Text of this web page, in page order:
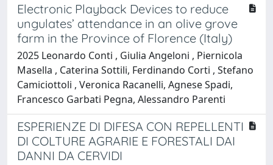
Electronic Playback Devices to reduce
ungulates’ attendance in an olive grove
farm in the Province of Florence (Italy)
2025 Leonardo Conti , Giulia Angeloni , Piernicola
Masella , Caterina Sottili, Ferdinando Corti , Stefano
Camiciottoli , Veronica Racanelli, Agnese Spadi,
Francesco Garbati Pegna, Alessandro Parenti
ESPERIENZE DI DIFESA CON REPELLENTI
DI COLTURE AGRARIE E FORESTALI DAI
DANNI DA CERVIDI